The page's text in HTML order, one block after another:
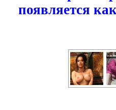
появляется